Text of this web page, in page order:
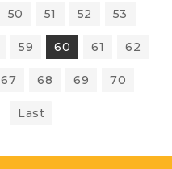
50 51 52 53
59 60 61 62
67 68 69 70
Last